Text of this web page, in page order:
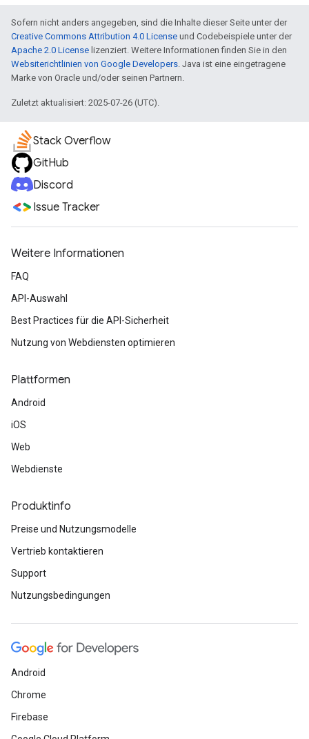
Sofern nicht anders angegeben, sind die Inhalte dieser Seite unter der
Creative Commons Attribution 4.0 License und Codebeispiele unter der
Apache 2.0 License lizenziert. Weitere Informationen finden Sie in den
Websiterichtlinien von Google Developers. Java ist eine eingetragene
Marke von Oracle und/oder seinen Partnern.
Zuletzt aktualisiert: 2025-07-26 (UTC).
Stack Overflow
GitHub
Discord
Issue Tracker
Weitere Informationen
FAQ
API-Auswahl
Best Practices für die API-Sicherheit
Nutzung von Webdiensten optimieren
Plattformen
Android
iOS
Web
Webdienste
Produktinfo
Preise und Nutzungsmodelle
Vertrieb kontaktieren
Support
Nutzungsbedingungen
Android
Chrome
Firebase